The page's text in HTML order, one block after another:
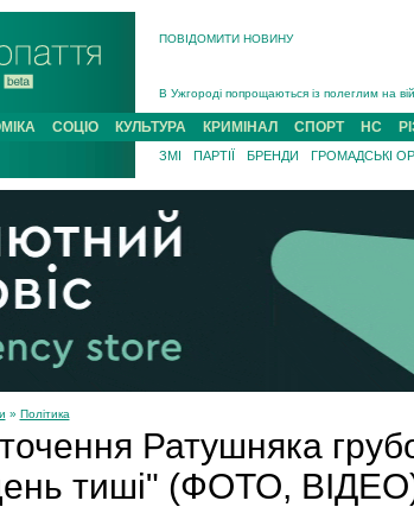
ПОВІДОМИТИ НОВИНУ
В Ужгороді попрощаються із полеглим на
В Ужгороді 5 серпня попрощаються із
Підтвердили загибель захисника із
На війні з рф поліг військовий з
Інструктора районного ТЦК на Закарпатті
СОЦІО КУЛЬТУРА КРИМІНАЛ СПОРТ НС
ЗМІ ПАРТІЇ БРЕНДИ ГРОМАДСЬКІ
» Політика
Ратушняка
тиші" (ФОТО,